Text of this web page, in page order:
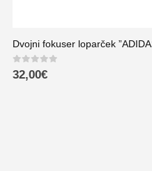
Dvojni fokuser loparček
0out of 5
32,00€